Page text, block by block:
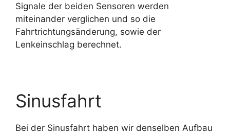
Signale der beiden Sensoren werden
miteinander verglichen und so die
Fahrtrichtungsänderung, sowie der
Lenkeinschlag berechnet.
Sinusfahrt
Bei der Sinusfahrt haben wir denselben Aufbau